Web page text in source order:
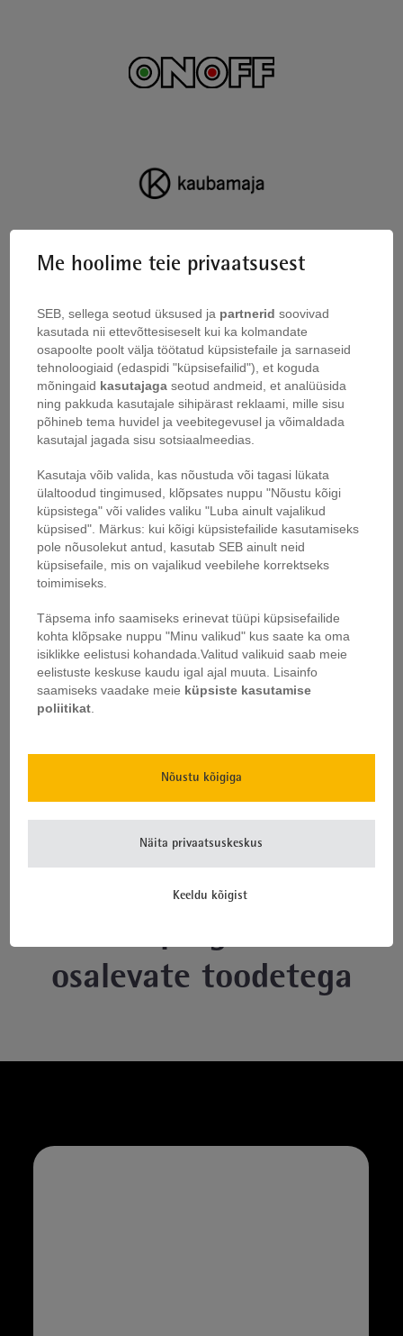
osalevate toodetega
Me hoolime teie privaatsusest
SEB, sellega seotud üksused ja partnerid soovivad
kasutada nii ettevõttesiseselt kui ka kolmandate
osapoolte poolt välja töötatud küpsistefaile ja sarnaseid
tehnoloogiaid (edaspidi "küpsisefailid"), et koguda
mõningaid kasutajaga seotud andmeid, et analüüsida
ning pakkuda kasutajale sihipärast reklaami, mille sisu
põhineb tema huvidel ja veebitegevusel ja võimaldada
kasutajal jagada sisu sotsiaalmeedias.
Kasutaja võib valida, kas nõustuda või tagasi lükata
ülaltoodud tingimused, klõpsates nuppu "Nõustu kõigi
küpsistega" või valides valiku "Luba ainult vajalikud
küpsised". Märkus: kui kõigi küpsistefailide kasutamiseks
pole nõusolekut antud, kasutab SEB ainult neid
küpsisefaile, mis on vajalikud veebilehe korrektseks
toimimiseks.
Täpsema info saamiseks erinevat tüüpi küpsisefailide
kohta klõpsake nuppu "Minu valikud" kus saate ka oma
isiklikke eelistusi kohandada. Valitud valikuid saab meie
eelistuste keskuse kaudu igal ajal muuta. Lisainfo
saamiseks vaadake meie küpsiste kasutamise
poliitikat
Nõustu kõigiga
Näita privaatsuskeskus
Keeldu kõigist